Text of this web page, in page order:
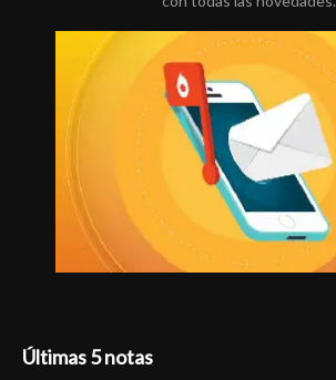
Últimas 5 notas